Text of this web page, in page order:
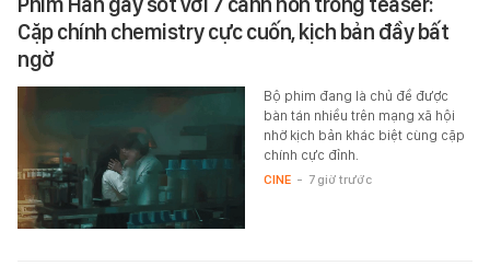
Cặp chính chemistry cực cuốn, kịch bản đầy bất
ngờ
Bộ phim đang là chủ đề được
bàn tán nhiều trên mạng xã hội
nhờ kịch bản khác biệt cùng cặp
chính cực đỉnh.
CINE - 7 giờ trước